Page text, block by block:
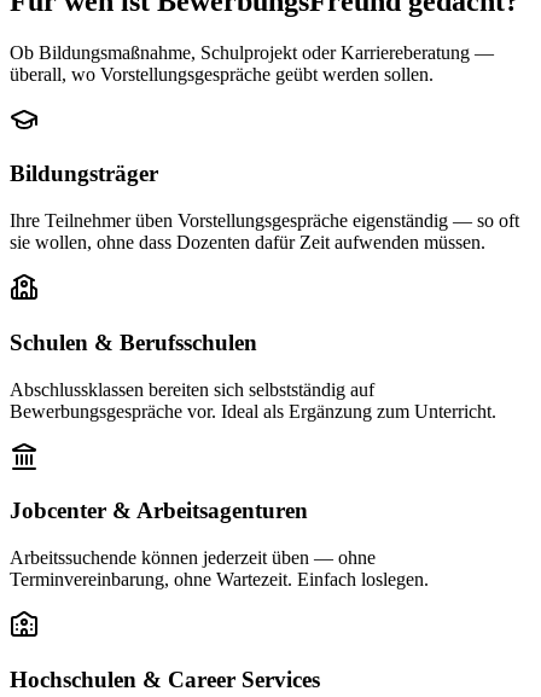
Ob Bildungsmaßnahme, Schulprojekt oder Karriereberatung —
überall, wo Vorstellungsgespräche geübt werden sollen.
Bildungsträger
Ihre Teilnehmer üben Vorstellungsgespräche eigenständig — so oft
sie wollen, ohne dass Dozenten dafür Zeit aufwenden müssen.
Schulen & Berufsschulen
Abschlussklassen bereiten sich selbstständig auf
Bewerbungsgespräche vor. Ideal als Ergänzung zum Unterricht.
Jobcenter & Arbeitsagenturen
Arbeitssuchende können jederzeit üben — ohne
Terminvereinbarung, ohne Wartezeit. Einfach loslegen.
Hochschulen & Career Services